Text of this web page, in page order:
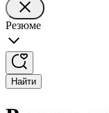
Резюме
Найти